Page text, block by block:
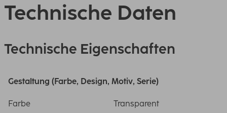
Technische Daten
Technische Eigenschaften
Gestaltung (Farbe, Design, Motiv, Serie)
Farbe Transparent